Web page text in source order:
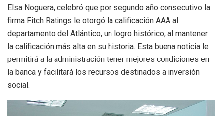
Elsa Noguera, celebró que por segundo año consecutivo la
firma Fitch Ratings le otorgó la calificación AAA al
departamento del Atlántico, un logro histórico, al mantener
la calificación más alta en su historia. Esta buena noticia le
permitirá a la administración tener mejores condiciones en
la banca y facilitará los recursos destinados a inversión
social.